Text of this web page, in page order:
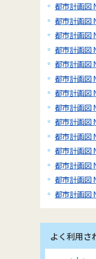
都市計画図
都市計画図
都市計画図
都市計画図
都市計画図
都市計画図
都市計画図
都市計画図
都市計画図
都市計画図
都市計画図
都市計画図
都市計画図
都市計画図
よく利用さ